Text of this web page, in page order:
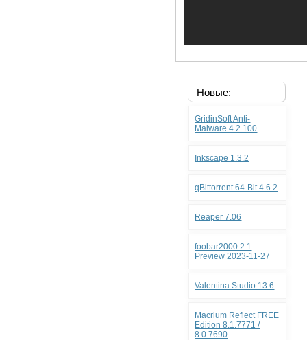
Новые:
GridinSoft Anti-
Malware 4.2.100
Inkscape 1.3.2
qBittorrent 64-Bit 4.6.2
Reaper 7.06
foobar2000 2.1
Preview 2023-11-27
Valentina Studio 13.6
Macrium Reflect FREE
Edition 8.1.7771 /
8.0.7690